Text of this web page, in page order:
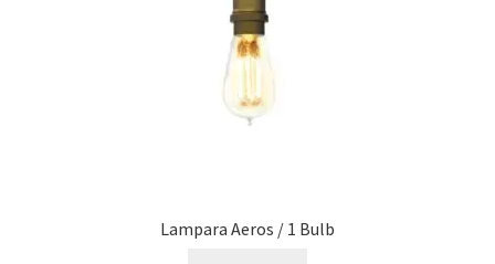
Lampara Aeros / 1 Bulb